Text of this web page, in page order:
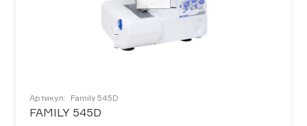
Артикул: Family 545D
FAMILY 545D